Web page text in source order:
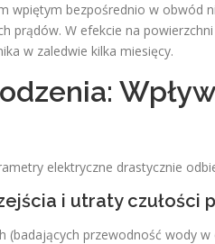
wpiętym bezpośrednio w obwód
prądów. W efekcie na
w zaledwie kilka miesięcy.
elektryczne drastycznie
i utraty czułości
(badających przewodność wody